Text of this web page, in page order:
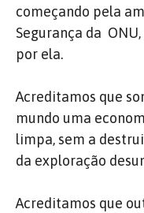
começando pela
Segurança da
por ela.
Acreditamos que
mundo uma
limpa, sem a
da exploração
Acreditamos que